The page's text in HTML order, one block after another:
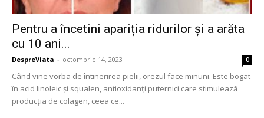
Pentru a încetini apariția ridurilor și a arăta
cu 10 ani...
DespreViata - octombrie 14, 2023 0
Când vine vorba de întinerirea pielii, orezul face minuni. Este bogat
în acid linoleic și squalen, antioxidanți puternici care stimulează
producția de colagen, ceea ce...